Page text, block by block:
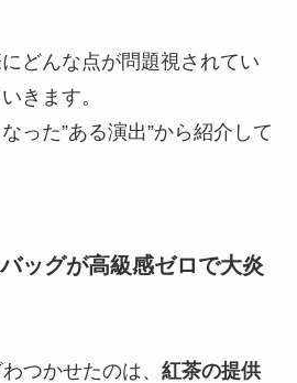
どんな点が問題視されてい
きます。
った”ある演出”から紹介して
ッグが高級感ゼロで大炎
つかせたのは、 紅茶の提供